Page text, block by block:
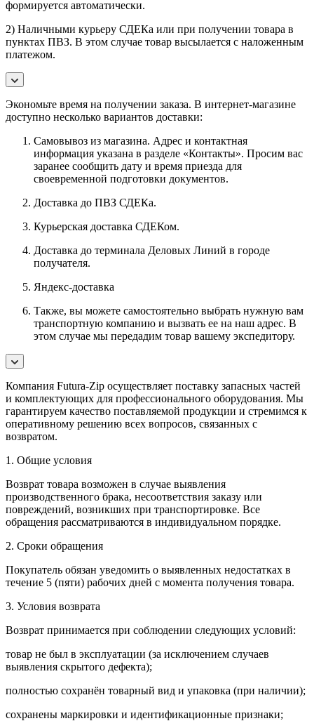
формируется автоматически.
2) Наличными курьеру СДЕКа или при получении товара в
пунктах ПВЗ. В этом случае товар высылается с наложенным
платежом.
Экономьте время на получении заказа. В интернет-магазине
доступно несколько вариантов доставки:
Самовывоз из магазина. Адрес и контактная
информация указана в разделе «Контакты». Просим вас
заранее сообщить дату и время приезда для
своевременной подготовки документов.
Доставка до ПВЗ СДЕКа.
Курьерская доставка СДЕКом.
Доставка до терминала Деловых Линий в городе
получателя.
Яндекс-доставка
Также, вы можете самостоятельно выбрать нужную вам
транспортную компанию и вызвать ее на наш адрес. В
этом случае мы передадим товар вашему экспедитору.
Компания Futura-Zip осуществляет поставку запасных частей
и комплектующих для профессионального оборудования. Мы
гарантируем качество поставляемой продукции и стремимся к
оперативному решению всех вопросов, связанных с
возвратом.
1. Общие условия
Возврат товара возможен в случае выявления
производственного брака, несоответствия заказу или
повреждений, возникших при транспортировке. Все
обращения рассматриваются в индивидуальном порядке.
2. Сроки обращения
Покупатель обязан уведомить о выявленных недостатках в
течение 5 (пяти) рабочих дней с момента получения товара.
3. Условия возврата
Возврат принимается при соблюдении следующих условий:
товар не был в эксплуатации (за исключением случаев
выявления скрытого дефекта);
полностью сохранён товарный вид и упаковка (при наличии);
сохранены маркировки и идентификационные признаки;